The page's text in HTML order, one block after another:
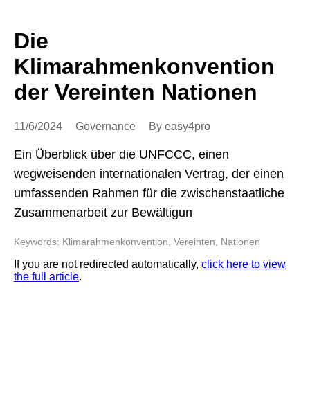
Die
Klimarahmenkonvention
der Vereinten Nationen
11/6/2024 Governance By easy4pro
Ein Überblick über die UNFCCC, einen
wegweisenden internationalen Vertrag, der einen
umfassenden Rahmen für die zwischenstaatliche
Zusammenarbeit zur Bewältigun
Keywords: Klimarahmenkonvention, Vereinten, Nationen
If you are not redirected automatically, click here to view
the full article.